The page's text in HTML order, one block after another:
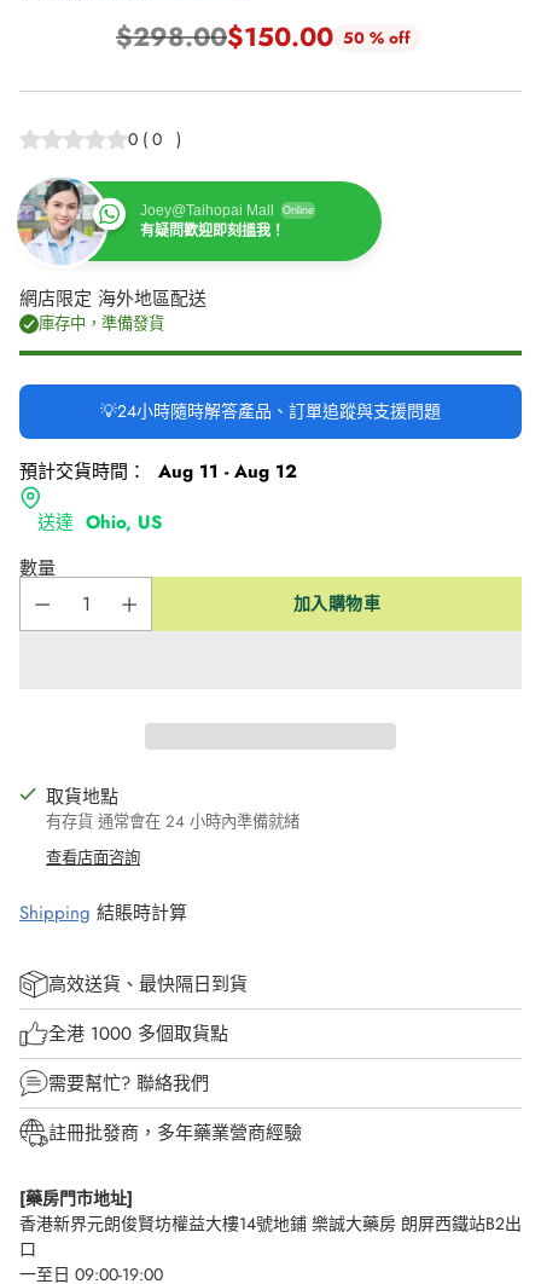
正
常
價
$298.00$150.00 50 % off
0 ( 0 )
Joey@Taihopai Mall Online
有疑問歡迎即刻搵我！
網店限定 海外地區配送
庫存中，準備發貨
💡24小時隨時解答產品、訂單追蹤與支援問題
預計交貨時間：
Aug 11 - Aug 12
送達 Ohio, US
數量
加入購物車
取貨地點
有存貨 通常會在 24 小時內準備就緒
查看店面咨詢
Shipping 結賬時計算
高效送貨、最快隔日到貨
全港 1000 多個取貨點
需要幫忙? 聯絡我們
註冊批發商，多年藥業營商經驗
[藥房門市地址]
香港新界元朗俊賢坊權益大樓14號地鋪 樂誠大藥房 朗屏西鐵站B2出
口
一至日 09:00-19:00